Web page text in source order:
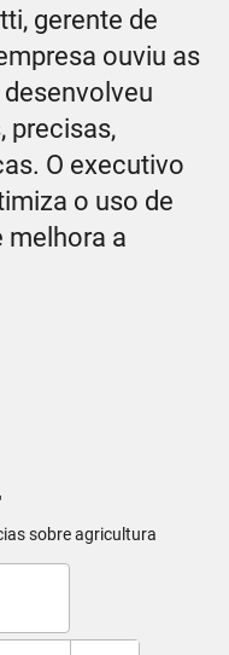
gerente de
ouviu as
precisas,
O executivo
o uso de
melhora a
sobre agricultura